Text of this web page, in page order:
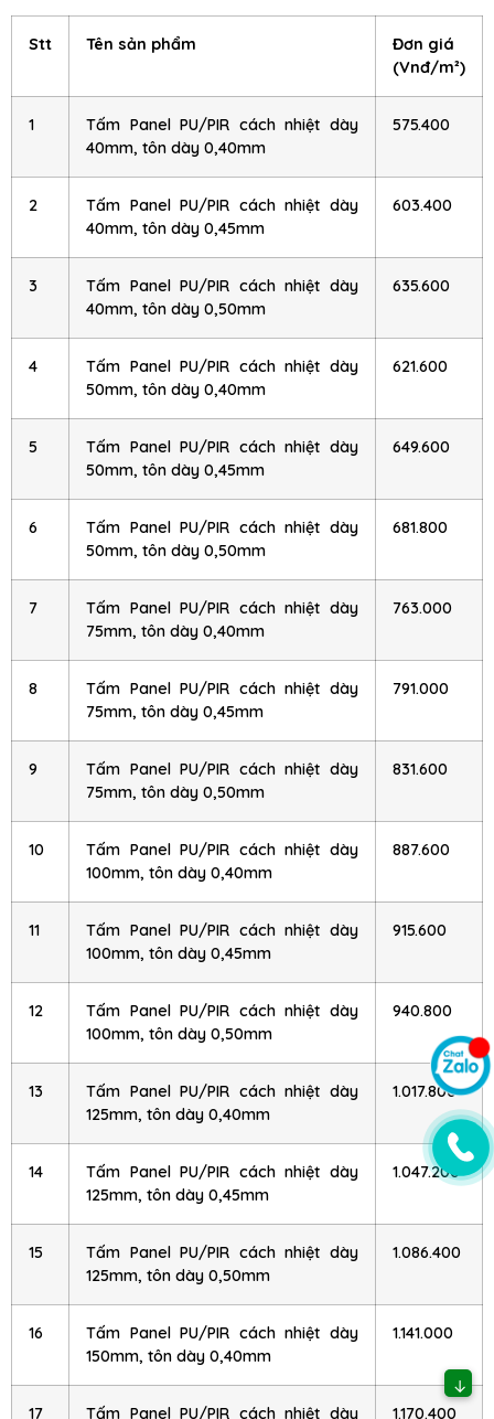
Stt Tên sản phẩm
Đơn giá
(Vnđ/m²)
1
Tấm Panel PU/PIR cách nhiệt dày
40mm, tôn dày 0,40mm
575.400
2
Tấm Panel PU/PIR cách nhiệt dày
40mm, tôn dày 0,45mm
603.400
3
Tấm Panel PU/PIR cách nhiệt dày
40mm, tôn dày 0,50mm
635.600
4
Tấm Panel PU/PIR cách nhiệt dày
50mm, tôn dày 0,40mm
621.600
5
Tấm Panel PU/PIR cách nhiệt dày
50mm, tôn dày 0,45mm
649.600
6
Tấm Panel PU/PIR cách nhiệt dày
50mm, tôn dày 0,50mm
681.800
7
Tấm Panel PU/PIR cách nhiệt dày
75mm, tôn dày 0,40mm
763.000
8
Tấm Panel PU/PIR cách nhiệt dày
75mm, tôn dày 0,45mm
791.000
9
Tấm Panel PU/PIR cách nhiệt dày
75mm, tôn dày 0,50mm
831.600
10
Tấm Panel PU/PIR cách nhiệt dày
100mm, tôn dày 0,40mm
887.600
11
Tấm Panel PU/PIR cách nhiệt dày
100mm, tôn dày 0,45mm
915.600
12
Tấm Panel PU/PIR cách nhiệt dày
100mm, tôn dày 0,50mm
940.800
13
Tấm Panel PU/PIR cách nhiệt dày
125mm, tôn dày 0,40mm
1.017.800
14
Tấm Panel PU/PIR cách nhiệt dày
125mm, tôn dày 0,45mm
1.047.200
15
Tấm Panel PU/PIR cách nhiệt dày
125mm, tôn dày 0,50mm
1.086.400
16
Tấm Panel PU/PIR cách nhiệt dày
150mm, tôn dày 0,40mm
1.141.000
17 Tấm Panel PU/PIR cách nhiệt dày 1.170.400
↓